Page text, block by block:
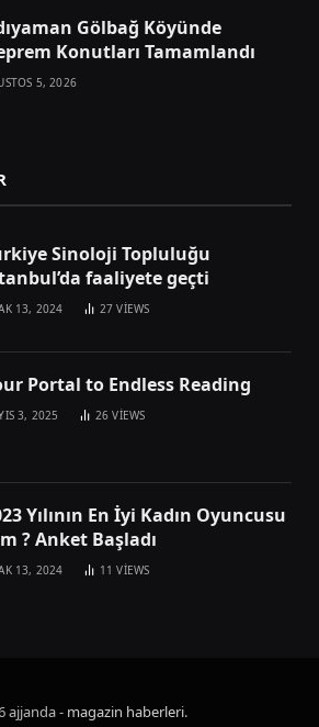
Gölbağ Köyünde
Konutları Tamamlandı
5, 2026
Sinoloji Topluluğu
faaliyete geçti
13, 2024 27VIEWS
Portal to Endless Reading
3, 2025 26VIEWS
Yılının En İyi Kadın Oyuncusu
? Anket Başladı
13, 2024 11VIEWS
ajjanda - magazin haberleri.